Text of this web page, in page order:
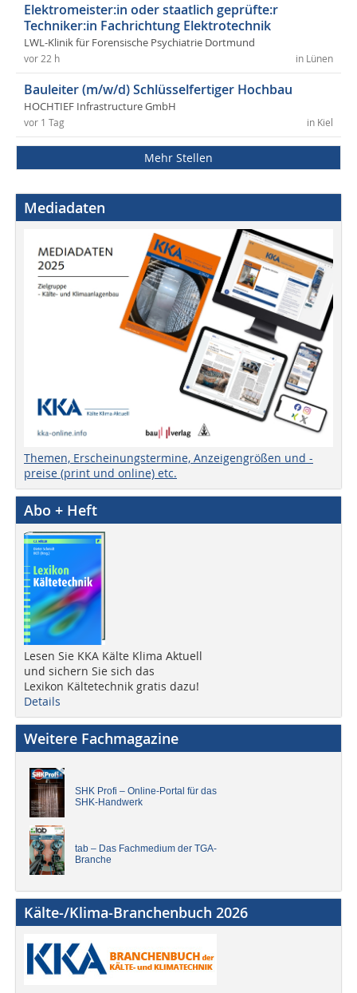
Elektromeister:in oder staatlich geprüfte:r
Techniker:in Fachrichtung Elektrotechnik
LWL-Klinik für Forensische Psychiatrie Dortmund
in Lünen
vor 22 h
Bauleiter (m/w/d) Schlüsselfertiger Hochbau
HOCHTIEF Infrastructure GmbH
in Kiel
vor 1 Tag
Mehr Stellen
Mediadaten
Themen, Erscheinungstermine, Anzeigengrößen und -
preise (print und online) etc.
Abo + Heft
Lesen Sie KKA Kälte Klima Aktuell
und sichern Sie sich das
Lexikon Kältetechnik gratis dazu!
Details
Weitere Fachmagazine
SHK Profi – Online-Portal für das
SHK-Handwerk
tab – Das Fachmedium der TGA-
Branche
Kälte-/Klima-Branchenbuch 2026